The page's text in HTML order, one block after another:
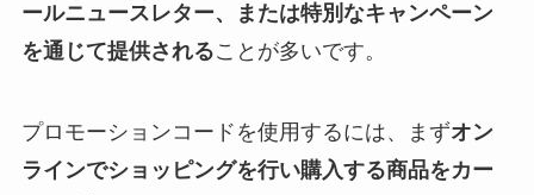
ールニュースレター、または特別なキャンペーン
を通じて提供されることが多いです。
プロモーションコードを使用するには、まずオン
ラインでショッピングを行い購入する商品をカー